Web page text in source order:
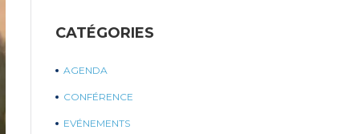
CATÉGORIES
AGENDA
CONFÉRENCE
EVÉNEMENTS